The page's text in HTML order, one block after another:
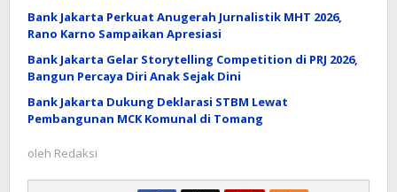
Bank Jakarta Perkuat Anugerah Jurnalistik MHT 2026,
Rano Karno Sampaikan Apresiasi
Bank Jakarta Gelar Storytelling Competition di PRJ 2026,
Bangun Percaya Diri Anak Sejak Dini
Bank Jakarta Dukung Deklarasi STBM Lewat
Pembangunan MCK Komunal di Tomang
oleh Redaksi